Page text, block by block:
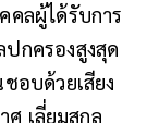
ลผู้ได้รับการ
กครองสูงสุด
อบด้วยเสียง
เลี่ยมสกุล